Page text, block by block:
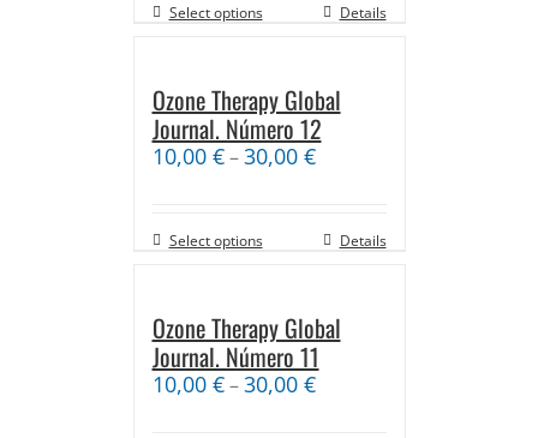
Select options Details
Ozone Therapy Global
Journal. Número 12
10,00 €–30,00 €
Select options Details
Ozone Therapy Global
Journal. Número 11
10,00 €–30,00 €